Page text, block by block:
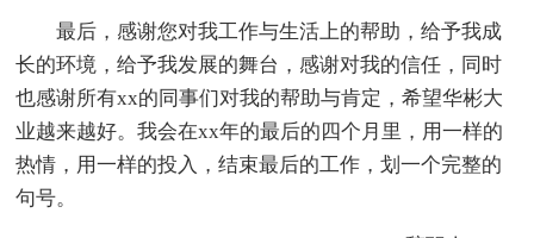
最后，感谢您对我工作与生活上的帮助，给予我成
长的环境，给予我发展的舞台，感谢对我的信任，同时
也感谢所有xx的同事们对我的帮助与肯定，希望华彬大
业越来越好。我会在xx年的最后的四个月里，用一样的
热情，用一样的投入，结束最后的工作，划一个完整的
句号。